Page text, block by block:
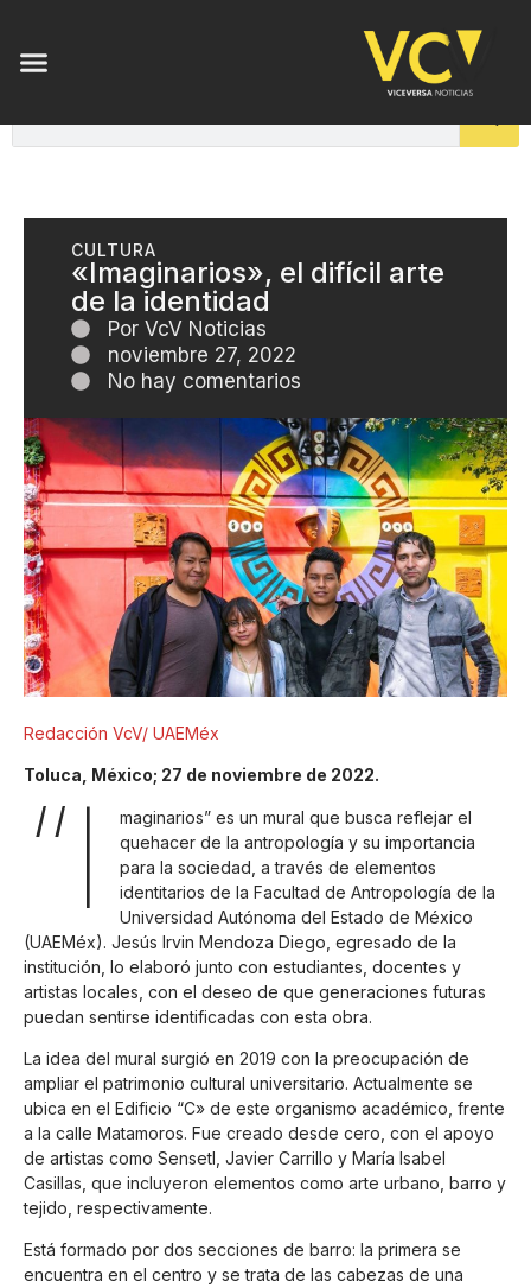
CULTURA
«Imaginarios», el difícil arte
de la identidad
Por VcV Noticias
noviembre 27, 2022
No hay comentarios
Redacción VcV/ UAEMéx
Toluca, México; 27 de noviembre de 2022.
“I
maginarios” es un mural que busca reflejar el
quehacer de la antropología y su importancia
para la sociedad, a través de elementos
identitarios de la Facultad de Antropología de la
Universidad Autónoma del Estado de México
(UAEMéx). Jesús Irvin Mendoza Diego, egresado de la
institución, lo elaboró junto con estudiantes, docentes y
artistas locales, con el deseo de que generaciones futuras
puedan sentirse identificadas con esta obra.
La idea del mural surgió en 2019 con la preocupación de
ampliar el patrimonio cultural universitario. Actualmente se
ubica en el Edificio “C» de este organismo académico, frente
a la calle Matamoros. Fue creado desde cero, con el apoyo
de artistas como Sensetl, Javier Carrillo y María Isabel
Casillas, que incluyeron elementos como arte urbano, barro y
tejido, respectivamente.
Está formado por dos secciones de barro: la primera se
encuentra en el centro y se trata de las cabezas de una